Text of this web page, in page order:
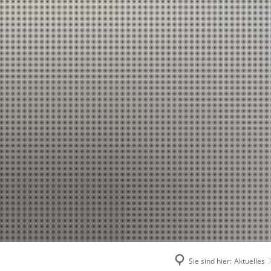
Sie sind hier: Aktuelles